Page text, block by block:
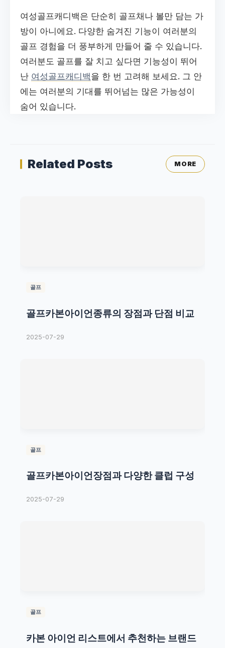
여성골프캐디백은 단순히 골프채나 볼만 담는 가
방이 아니에요. 다양한 숨겨진 기능이 여러분의
골프 경험을 더 풍부하게 만들어 줄 수 있습니다.
여러분도 골프를 잘 치고 싶다면 기능성이 뛰어
난 여성골프캐디백을 한 번 고려해 보세요. 그 안
에는 여러분의 기대를 뛰어넘는 많은 가능성이
숨어 있습니다.
Related Posts MORE
골프
골프카본아이언종류의 장점과 단점 비교
2025-07-29
골프
골프카본아이언장점과 다양한 클럽 구성
2025-07-29
골프
카본 아이언 리스트에서 추천하는 브랜드